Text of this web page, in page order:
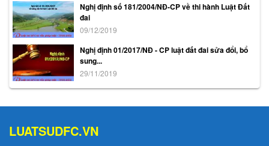
Nghị định số 181/2004/NĐ-CP về thi hành Luật Đất
đai
09/12/2019
Nghị định 01/2017/NĐ - CP luật đất đai sửa đổi, bổ
sung...
29/11/2019
LUATSUDFC.VN